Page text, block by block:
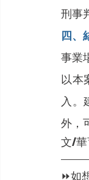
刑事
四、
事業
以本
入。
外，
文/華
⏩如